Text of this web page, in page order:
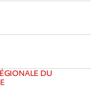
DU